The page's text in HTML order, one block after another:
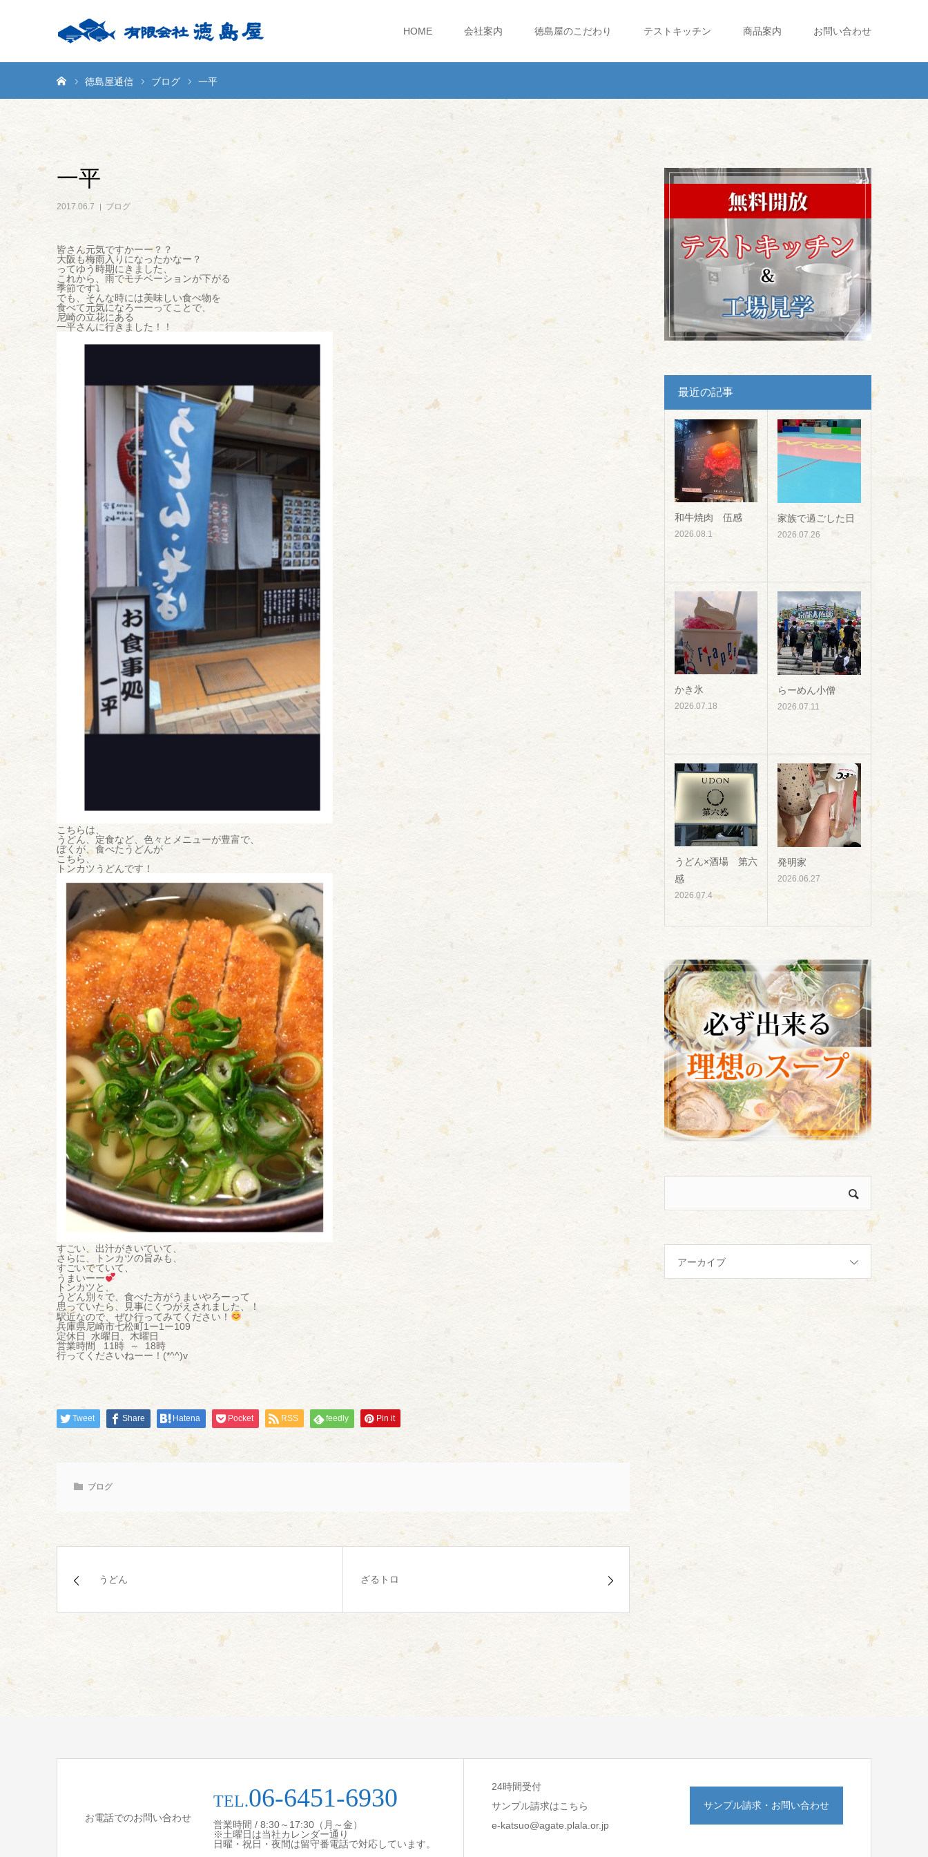
HOME 会社案内 徳島屋のこだわり テストキッチン 商品案内 お問い合わせ
徳島屋通信 ブログ 一平
一平
2017.06.7 ブログ
皆さん元気ですかーー？？
大阪も梅雨入りになったかなー？
ってゆう時期にきました、
これから、雨でモチベーションが下がる
季節です⤵︎
でも、そんな時には美味しい食べ物を
食べて元気になろーーってことで、
尼崎の立花にある
一平さんに行きました！！
こちらは、
うどん、定食など、色々とメニューが豊富で、
ぼくが、食べたうどんが
こちら、
トンカツうどんです！
すごい、出汁がきいていて、
さらに、トンカツの旨みも、
すごいでていて、
うまいーー
トンカツと、
うどん別々で、食べた方がうまいやろーって
思っていたら、見事にくつがえされました、！
駅近なので、ぜひ行ってみてください！
兵庫県尼崎市七松町1ー1ー109
定休日 水曜日、木曜日
営業時間 11時 ～ 18時
行ってくださいねーー！(*^^)v
Tweet Share Hatena Pocket RSS feedly Pin it
ブログ
うどん ざるトロ
最近の記事
和牛焼肉 伍感
2026.08.1
家族で過ごした日
2026.07.26
かき氷
2026.07.18
らーめん小僧
2026.07.11
うどん×酒場 第六
感
2026.07.4
発明家
2026.06.27
アーカイブ
お電話でのお問い合わせ
TEL.06-6451-6930
営業時間 / 8:30～17:30（月～金）
※土曜日は当社カレンダー通り
日曜・祝日・夜間は留守番電話で対応しています。
24時間受付
サンプル請求はこちら
e-katsuo@agate.plala.or.jp
サンプル請求・お問い合わせ